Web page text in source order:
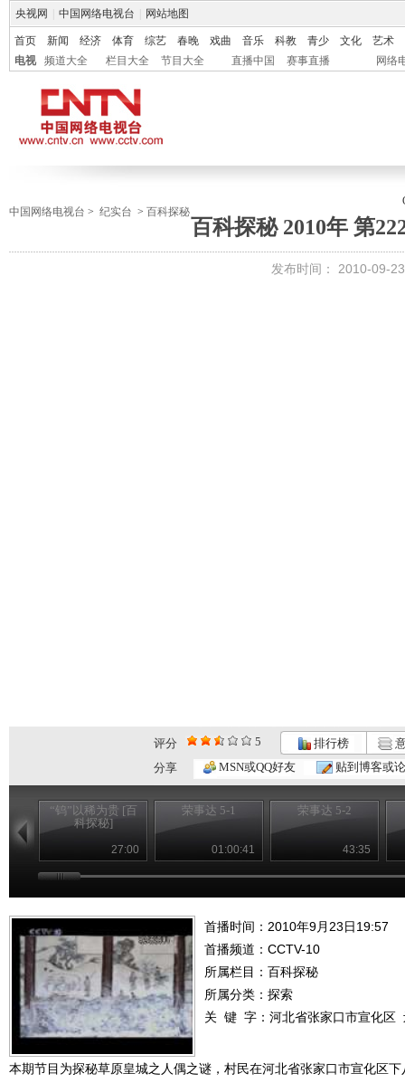
央视网 中国网络电视台 网站地图
首页 新闻 经济 体育 综艺 春晚 戏曲 音乐 科教 青少 文化
艺术
电视
频道大全 栏目大全 节目大全 直播中国 赛事直播 网络
中国网络电视台 > 纪实台 > 百科探秘
百科探秘 2010年 第
发布时间： 2010-09-
评分 5 排行榜
分享
MSN或QQ好友 贴到博客或
“钨”以稀为贵 [百
科探秘]
27:00
荣事达 5-1
01:00:41
荣事达 5-2
43:35
首播时间：2010年9月23日19:57
首播频道： CCTV-10
所属栏目： 百科探秘
所属分类：探索
关 键 字： 河北省张家口市宣化区
本期节目为探秘草原皇城之人偶之谜，村民在河北省张家口市宣化区